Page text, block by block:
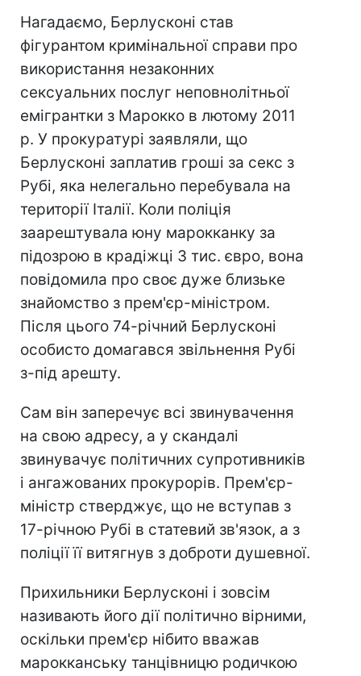
Нагадаємо, Берлусконі став
фігурантом кримінальної справи про
використання незаконних
сексуальних послуг неповнолітньої
емігрантки з Марокко в лютому 2011
р. У прокуратурі заявляли, що
Берлусконі заплатив гроші за секс з
Рубі, яка нелегально перебувала на
території Італії. Коли поліція
заарештувала юну марокканку за
підозрою в крадіжці 3 тис. євро, вона
повідомила про своє дуже близьке
знайомство з прем'єр-міністром.
Після цього 74-річний Берлусконі
особисто домагався звільнення Рубі
з-під арешту.
Сам він заперечує всі звинувачення
на свою адресу, а у скандалі
звинувачує політичних супротивників
і ангажованих прокурорів. Прем'єр-
міністр стверджує, що не вступав з
17-річною Рубі в статевий зв'язок, а з
поліції її витягнув з доброти душевної.
Прихильники Берлусконі і зовсім
називають його дії політично вірними,
оскільки прем'єр нібито вважав
марокканську танцівницю родичкою